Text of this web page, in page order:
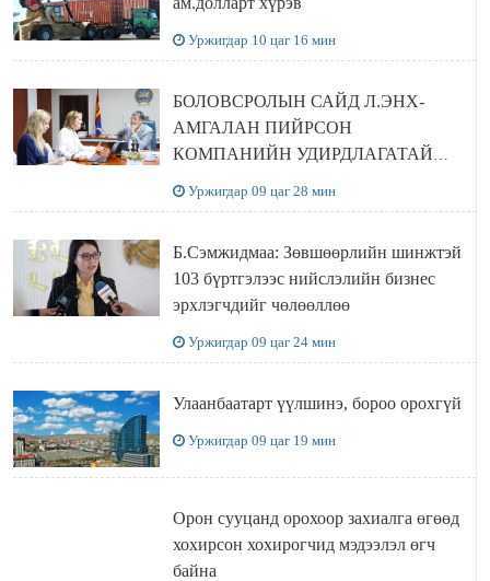
Уржигдар 10 цаг 16 мин
БОЛОВСРОЛЫН САЙД Л.ЭНХ-
АМГАЛАН ПИЙРСОН
КОМПАНИЙН УДИРДЛАГАТАЙ
Уржигдар 09 цаг 28 мин
Б.Сэмжидмаа: Зөвшөөрлийн шинжтэй
103 бүртгэлээс нийслэлийн бизнес
эрхлэгчдийг чөлөөллөө
Уржигдар 09 цаг 24 мин
Улаанбаатарт үүлшинэ, бороо орохгүй
Уржигдар 09 цаг 19 мин
Орон сууцанд орохоор захиалга өгөөд
хохирсон хохирогчид мэдээлэл өгч
байна